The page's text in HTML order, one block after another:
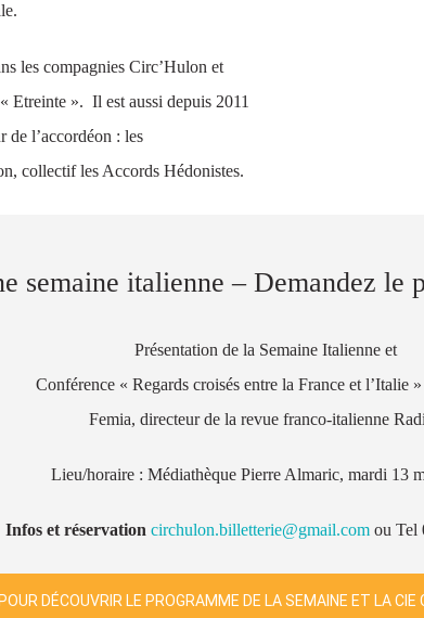
les compagnies Circ’Hulon et
Etreinte ». Il est aussi depuis 2011
de l’accordéon : les
collectif les Accords Hédonistes.
semaine italienne – Demandez le
Présentation de la Semaine Italienne et
Conférence « Regards croisés entre la France et l’Italie
Femia, directeur de la revue franco-italienne
Lieu/horaire : Médiathèque Pierre Almaric, mardi 13
Infos et réservation circhulon.billetterie@gmail.com ou Tel
POUR DÉCOUVRIR LE PROGRAMME DE LA SEMAINE ET LA CIE